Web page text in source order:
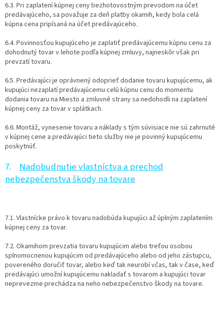
6.3. Pri zaplatení kúpnej ceny bezhotovostným prevodom na účet
predávajúceho, sa považuje za deň platby okamih, kedy bola celá
kúpna cena pripísaná na účet predávajúceho.
6.4. Povinnosťou kupujúceho je zaplatiť predávajúcemu kúpnu cenu za
dohodnutý tovar v lehote podľa kúpnej zmluvy, najneskôr však pri
prevzatí tovaru.
6.5. Predávajúci je oprávnený odoprieť dodanie tovaru kupujúcemu, ak
kupujúci nezaplatí predávajúcemu celú kúpnu cenu do momentu
dodania tovaru na Miesto a zmluvné strany sa nedohodli na zaplatení
kúpnej ceny za tovar v splátkach.
6.6. Montáž, vynesenie tovaru a náklady s tým súvisiace nie sú zahrnuté
v kúpnej cene a predávajúci tieto služby nie je povinný kupujúcemu
poskytnúť.
7. Nadobudnutie vlastníctva a prechod
nebezpečenstva škody na tovare
7.1. Vlastnícke právo k tovaru nadobúda kupujúci až úplným zaplatením
kúpnej ceny za tovar.
7.2. Okamihom prevzatia tovaru kupujúcim alebo treťou osobou
splnomocnenou kupujúcim od predávajúceho alebo od jeho zástupcu,
povereného doručiť tovar, alebo keď tak neurobí včas, tak v čase, keď
predávajúci umožní kupujúcemu nakladať s tovarom a kupujúci tovar
neprevezme prechádza na neho nebezpečenstvo škody na tovare.